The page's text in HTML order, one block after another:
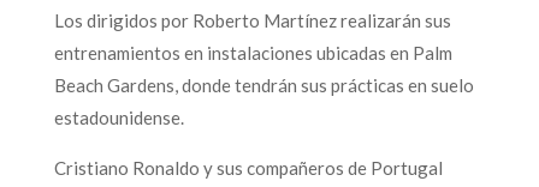
Los dirigidos por Roberto Martínez realizarán sus
entrenamientos en instalaciones ubicadas en Palm
Beach Gardens, donde tendrán sus prácticas en suelo
estadounidense.
Cristiano Ronaldo y sus compañeros de Portugal